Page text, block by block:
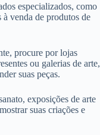
especializados, como
venda de produtos de
procure por lojas
ou galerias de arte,
suas peças.
exposições de arte
suas criações e